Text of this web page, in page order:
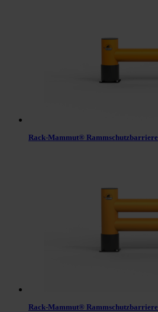
Rack-Mammut®
Rack-Mammut®